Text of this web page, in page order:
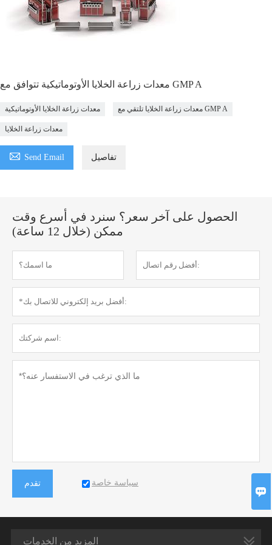
معدات زراعة الخلايا الأوتوماتيكية تتوافق مع GMP A
معدات زراعة الخلايا الأوتوماتيكية معدات زراعة الخلايا تلتقي مع GMP A
معدات زراعة الخلايا
 Send Email تفاصيل
الحصول على آخر سعر؟ سنرد في أسرع وقت
ممكن (خلال 12 ساعة)
تقدم سياسة خاصة
المزيد من الخدمات
